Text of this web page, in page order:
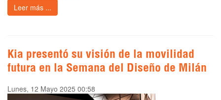
Leer más ...
Kia presentó su visión de la movilidad
futura en la Semana del Diseño de Milán
Lunes, 12 Mayo 2025 00:58